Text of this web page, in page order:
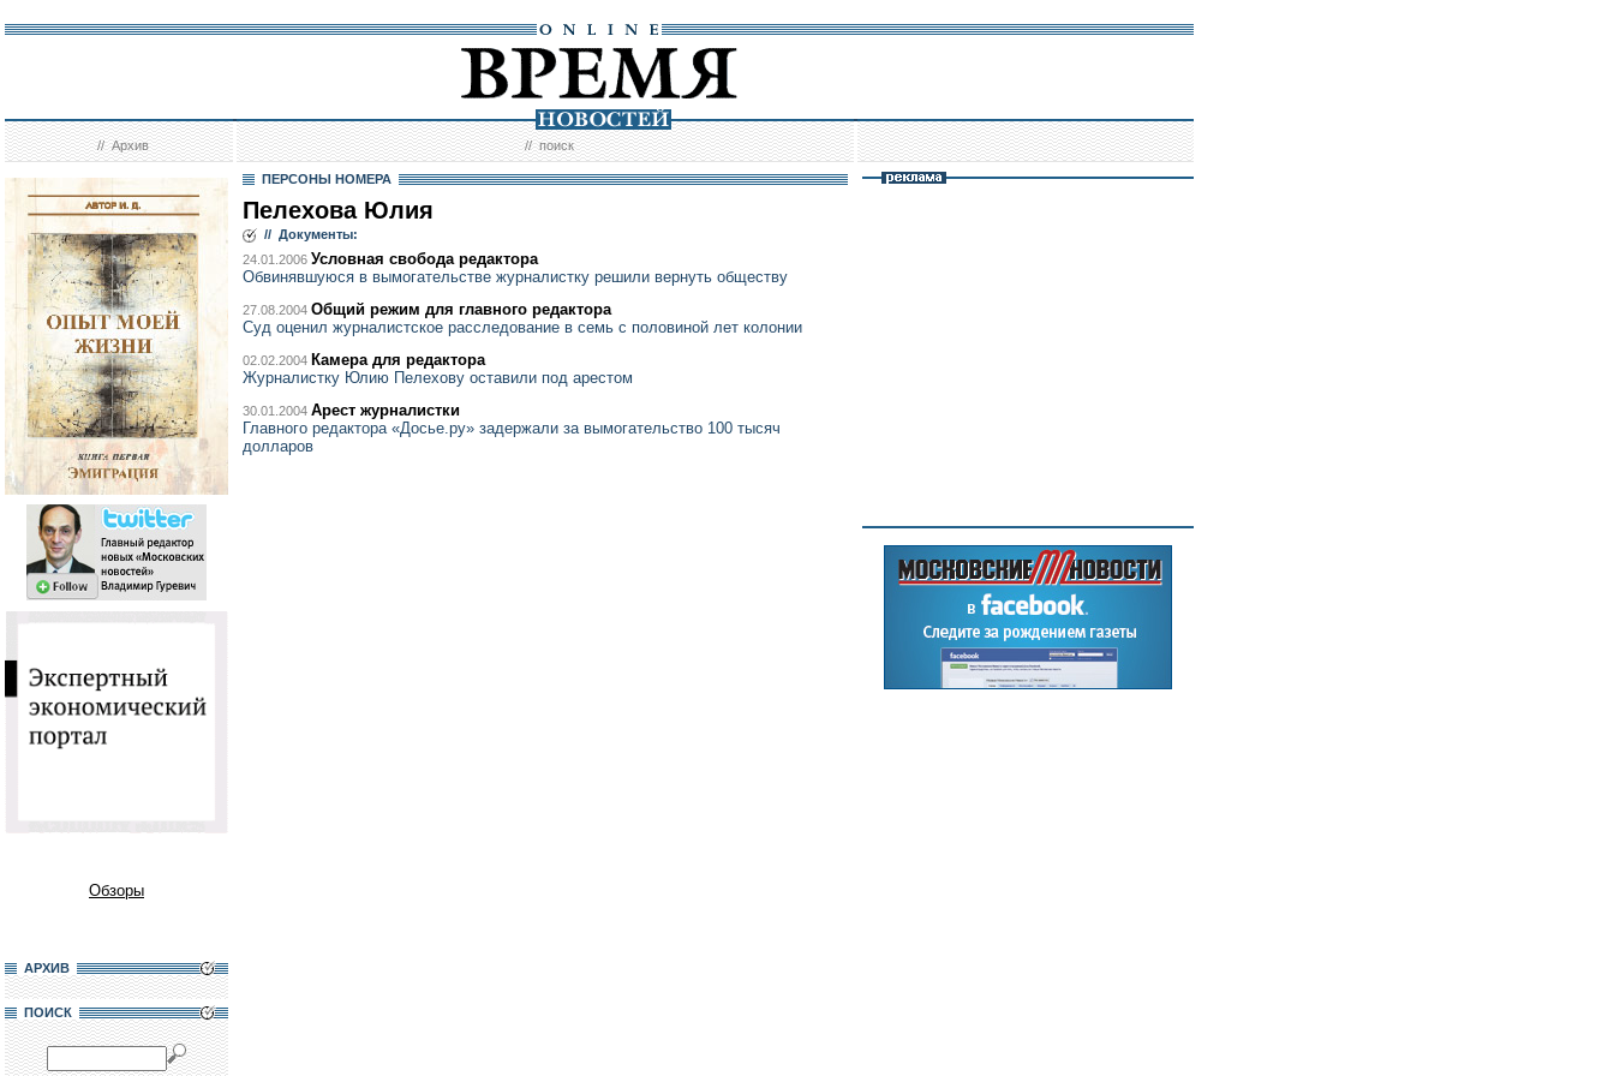
//Архив //поиск
Обзоры
АРХИВ
ПОИСК
ПЕРСОНЫ НОМЕРА
Пелехова Юлия
// Документы:
24.01.2006 Условная свобода редактора
Обвинявшуюся в вымогательстве журналистку решили вернуть обществу
27.08.2004 Общий режим для главного редактора
Суд оценил журналистское расследование в семь с половиной лет колонии
02.02.2004 Камера для редактора
Журналистку Юлию Пелехову оставили под арестом
30.01.2004 Арест журналистки
Главного редактора «Досье.ру» задержали за вымогательство 100 тысяч
долларов